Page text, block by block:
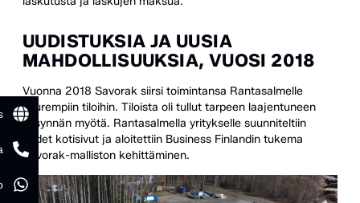
UUDISTUKSIA JA UUSIA
MAHDOLLISUUKSIA, VUOSI 2018
Vuonna 2018 Savorak siirsi toimintansa Rantasalmelle
suurempiin tiloihin. Tiloista oli tullut tarpeen laajentuneen
kysynnän myötä. Rantasalmella yritykselle suunniteltiin
uudet kotisivut ja aloitettiin Business Finlandin tukema
Savorak-malliston kehittäminen.